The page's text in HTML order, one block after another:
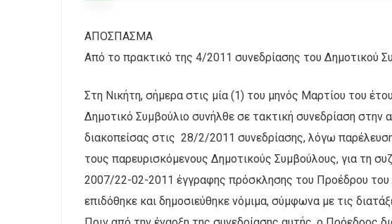
ΑΠΟΣΠΑΣΜΑ
Από το πρακτικό της 4/2011 συνεδρίασης του Δημοτικού
Στη Νικήτη, σήμερα στις μία (1) του μηνός Μαρτίου του
Δημοτικό Συμβούλιο συνήλθε σε τακτική συνεδρίαση
διακοπείσας στις 28/2/2011 συνεδρίασης, λόγω
τους παρευρισκόμενους Δημοτικούς Συμβούλους, για τη
2007/22-02-2011 έγγραφης πρόσκλησης του Προέδρου του
επιδόθηκε και δημοσιεύθηκε νόμιμα, σύμφωνα με τις